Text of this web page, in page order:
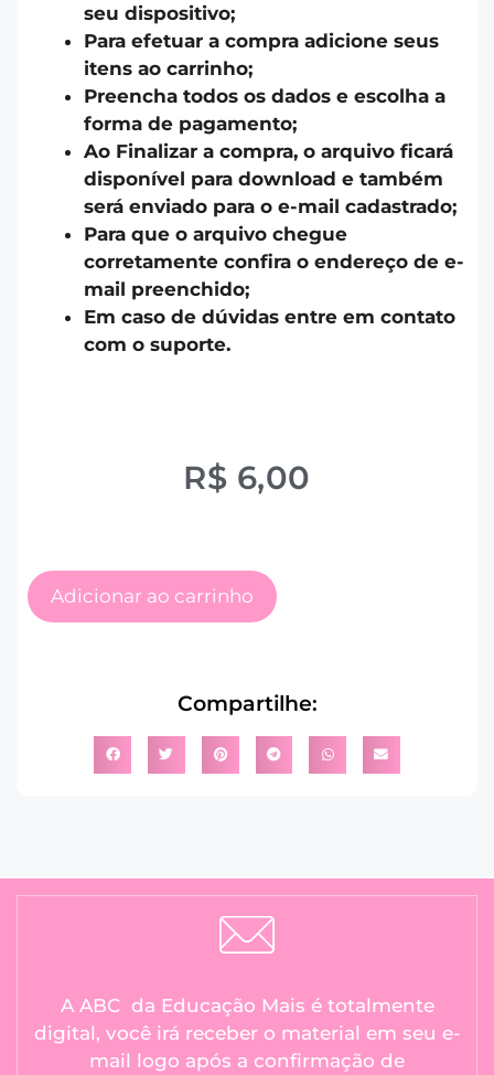
seu dispositivo;
Para efetuar a compra adicione seus
itens ao carrinho;
Preencha todos os dados e escolha a
forma de pagamento;
Ao Finalizar a compra, o arquivo ficará
disponível para download e também
será enviado para o e-mail cadastrado;
Para que o arquivo chegue
corretamente confira o endereço de e-
mail preenchido;
Em caso de dúvidas entre em contato
com o suporte.
R$ 6,00
Adicionar ao carrinho
Compartilhe:
A ABC da Educação Mais é totalmente
digital, você irá receber o material em seu e-
mail logo após a confirmação de